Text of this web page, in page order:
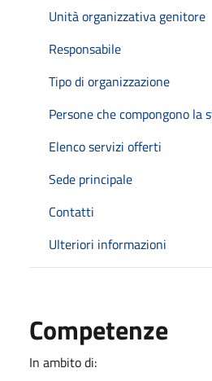
Unità organizzativa genitore
Responsabile
Tipo di organizzazione
Persone che compongono la
Elenco servizi offerti
Sede principale
Contatti
Ulteriori informazioni
Competenze
In ambito di: